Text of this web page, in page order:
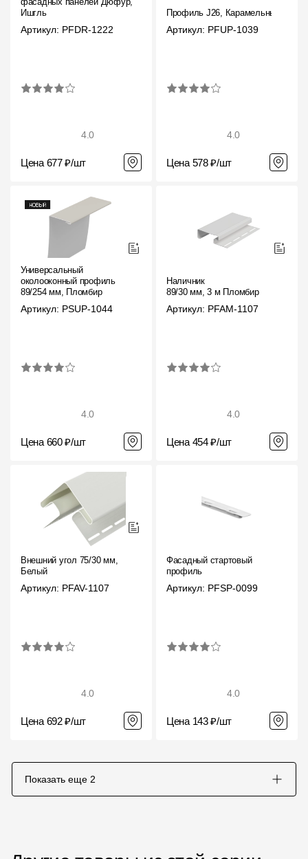
Ишгль
Артикул: PFDR-1222
4.0
Цена 677 ₽/шт
Профиль J26, Карамельный
Артикул: PFUP-1039
4.0
Цена 578 ₽/шт
Универсальный
околооконный профиль
89/254 мм, Пломбир
Артикул: PSUP-1044
4.0
Цена 660 ₽/шт
Наличник
89/30 мм, 3 м Пломбир
Артикул: PFAM-1107
4.0
Цена 454 ₽/шт
Внешний угол 75/30 мм,
Белый
Артикул: PFAV-1107
4.0
Цена 692 ₽/шт
Фасадный стартовый
профиль
Артикул: PFSP-0099
4.0
Цена 143 ₽/шт
Показать еще 2